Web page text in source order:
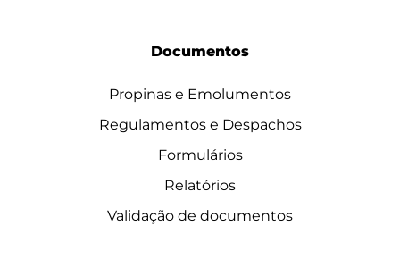
Documentos
Propinas e Emolumentos
Regulamentos e Despachos
Formulários
Relatórios
Validação de documentos